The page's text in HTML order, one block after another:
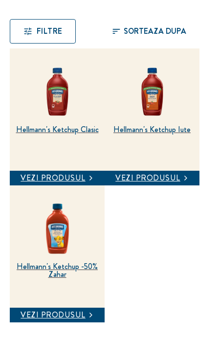
FILTRE
Hellmann's Ketchup Clasic
VEZI PRODUSUL
Hellmann's Ketchup Iute
VEZI PRODUSUL
Hellmann's Ketchup -50%
Zahar
VEZI PRODUSUL